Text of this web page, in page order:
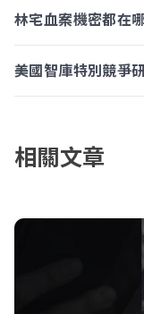
林宅血案機密都在
美國智庫特別競爭
相關文章